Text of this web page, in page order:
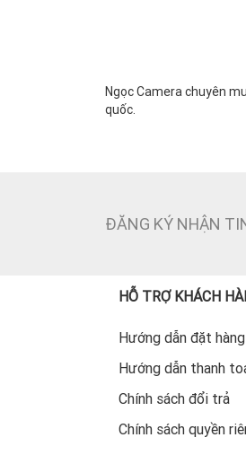
Ngọc Camera chuyên
quốc.
ĐĂNG KÝ NHẬN
HỖ TRỢ KHÁCH
Hướng dẫn đặt hàng
Hướng dẫn thanh
Chính sách đổi trả
Chính sách quyền